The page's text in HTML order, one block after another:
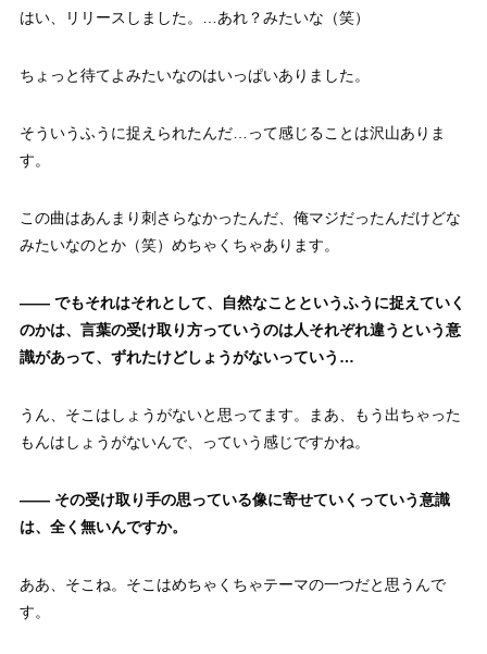
はい、リリースしました。…あれ？みたいな（笑）
ちょっと待てよみたいなのはいっぱいありました。
そういうふうに捉えられたんだ…って感じることは沢山ありま
す。
この曲はあんまり刺さらなかったんだ、俺マジだったんだけどな
みたいなのとか（笑）めちゃくちゃあります。
—— でもそれはそれとして、自然なことというふうに捉えていく
のかは、言葉の受け取り方っていうのは人それぞれ違うという意
識があって、ずれたけどしょうがないっていう…
うん、そこはしょうがないと思ってます。まあ、もう出ちゃった
もんはしょうがないんで、っていう感じですかね。
—— その受け取り手の思っている像に寄せていくっていう意識
は、全く無いんですか。
ああ、そこね。そこはめちゃくちゃテーマの一つだと思うんで
す。